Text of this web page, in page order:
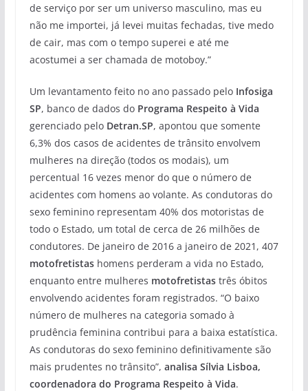
de serviço por ser um universo masculino, mas eu
não me importei, já levei muitas fechadas, tive medo
de cair, mas com o tempo superei e até me
acostumei a ser chamada de motoboy.”
Um levantamento feito no ano passado peloInfosiga
SP, banco de dados doPrograma Respeito à Vida
gerenciado pelo Detran.SP, apontou que somente
6,3% dos casos de acidentes de trânsito envolvem
mulheres na direção (todos os modais), um
percentual 16 vezes menor do que o número de
acidentes com homens ao volante. As condutoras do
sexo feminino representam 40% dos motoristas de
todo o Estado, um total de cerca de 26 milhões de
condutores. De janeiro de 2016 a janeiro de 2021, 407
motofretistashomens perderam a vida no Estado,
enquanto entre mulheres motofretistas três óbitos
envolvendo acidentes foram registrados. “O baixo
número de mulheres na categoria somado à
prudência feminina contribui para a baixa estatística.
As condutoras do sexo feminino definitivamente são
mais prudentes no trânsito”, analisa Sílvia Lisboa,
coordenadora do Programa Respeito à Vida.